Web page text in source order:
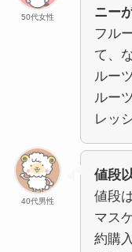
50代女性
ニー
フル
て、
ルー
ルー
レッ
40代男性
値段
値段
マス
約購